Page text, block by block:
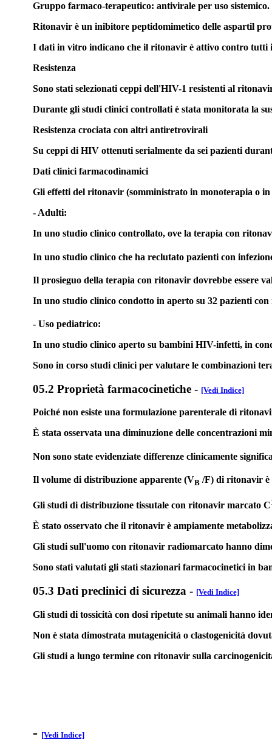
Gruppo farmaco-terapeutico: antivirale per uso
Ritonavir è un inibitore peptidomimetico delle aspartil
I dati in vitro indicano che il ritonavir è attivo contro tutti
Resistenza
Sono stati selezionati ceppi dell'HIV-1 resistenti al
Durante gli studi clinici controllati è stata monitorata la
Resistenza crociata con altri antiretrovirali
Su ceppi di HIV ottenuti serialmente da sei pazienti
Dati clinici farmacodinamici
Gli effetti del ritonavir (somministrato in monoterapia o
- Adulti:
In uno studio clinico controllato, ove la terapia con
In uno studio clinico che ha reclutato pazienti con
Il prosieguo della terapia con ritonavir dovrebbe essere
In uno studio clinico condotto in aperto su 32 pazienti
- Uso pediatrico:
In uno studio clinico aperto su bambini HIV-infetti, in
Sono in corso studi clinici per valutare le combinazioni
05.2 Proprietà farmacocinetiche - [Vedi Indice]
Poiché non esiste una formulazione parenterale di
È stata osservata una diminuzione delle concentrazioni
Non sono state evidenziate differenze clinicamente
Il volume di distribuzione apparente (VB /F) di ritonavir è
Gli studi di distribuzione tissutale con ritonavir marcato C
È stato osservato che il ritonavir è ampiamente
Gli studi sull'uomo con ritonavir radiomarcato hanno
Sono stati valutati gli stati stazionari farmacocinetici in
05.3 Dati preclinici di sicurezza - [Vedi Indice]
Gli studi di tossicità con dosi ripetute su animali hanno
Non è stata dimostrata mutagenicità o clastogenicità
Gli studi a lungo termine con ritonavir sulla
- [Vedi Indice]